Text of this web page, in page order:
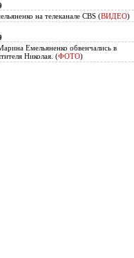
на телеканале CBS (ВИДЕО)
Емельяненко обвенчались в
Николая. (ФОТО)